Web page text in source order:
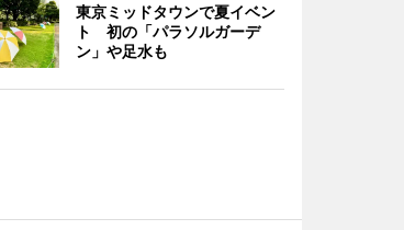
東京ミッドタウンで夏イベン
ト 初の「パラソルガーデ
ン」や足水も